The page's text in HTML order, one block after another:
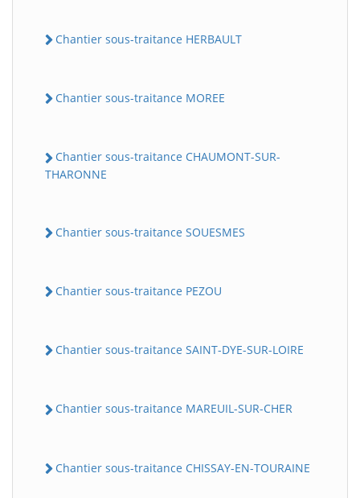
Chantier sous-traitance HERBAULT
Chantier sous-traitance MOREE
Chantier sous-traitance CHAUMONT-SUR-
THARONNE
Chantier sous-traitance SOUESMES
Chantier sous-traitance PEZOU
Chantier sous-traitance SAINT-DYE-SUR-LOIRE
Chantier sous-traitance MAREUIL-SUR-CHER
Chantier sous-traitance CHISSAY-EN-TOURAINE